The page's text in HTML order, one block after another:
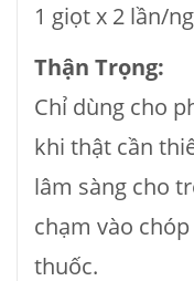
1 giọt x 2 lần/
Thận Trọng:
Chỉ dùng cho
khi thật cần
lâm sàng cho
chạm vào
thuốc.